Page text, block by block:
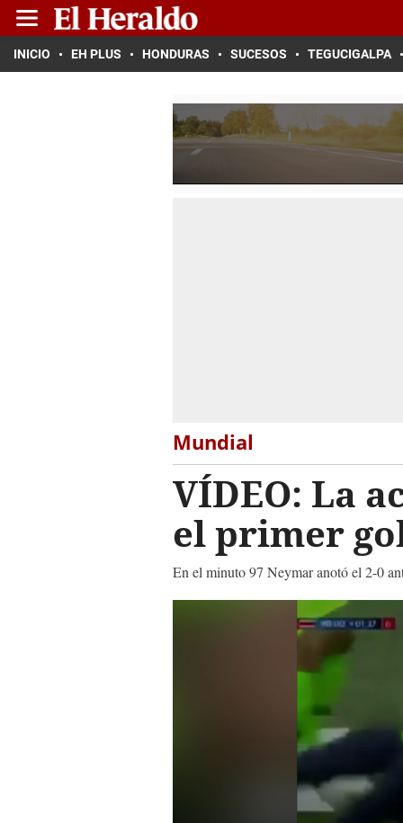
INICIO EH PLUS HONDURAS SUCESOS TEGUCIGALPA
Mundial
VÍDEO: La
el primer
En el minuto 97 Neymar anotó el 2-0